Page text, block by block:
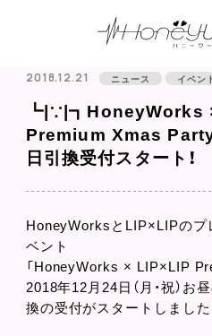
2018.12.21 ニュース イベン
┗|∵|┓HoneyWorks
Premium Xmas
日引換受付スタート！
HoneyWorksとLIP×LIPのプ
ベント
「HoneyWorks × LIP×LIP
2018年12月24日（月・祝）お
換の受付がスタートしました